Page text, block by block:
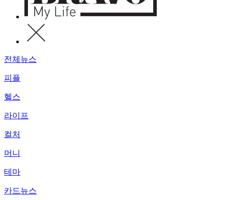
전체뉴스
피플
헬스
라이프
컬처
머니
테마
카드뉴스